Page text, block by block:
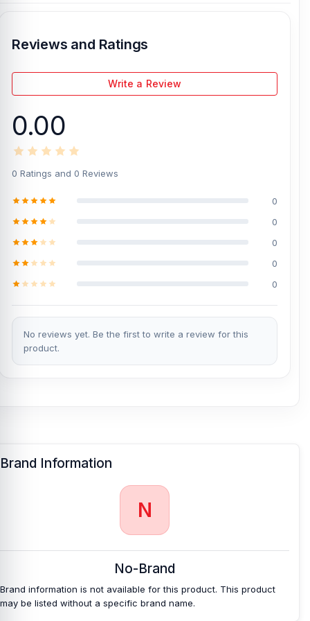
Reviews and Ratings
Write a Review
0.00
0 Ratings and 0 Reviews
0
0
0
0
0
No reviews yet. Be the first to write a review for this
product.
Brand Information
N
No-Brand
Brand information is not available for this product. This product
may be listed without a specific brand name.